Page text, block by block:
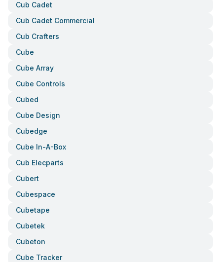
Cub Cadet
Cub Cadet Commercial
Cub Crafters
Cube
Cube Array
Cube Controls
Cubed
Cube Design
Cubedge
Cube In-A-Box
Cub Elecparts
Cubert
Cubespace
Cubetape
Cubetek
Cubeton
Cube Tracker